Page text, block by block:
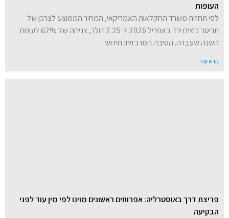
העופות
לפי תחזית משרד החקלאות האמריקאי, המחיר הממוצע לצרכן של
תריסר ביצים ירד באפריל 2026 ל-2.25 דולר, צניחה של 62% לעומת
השנה שעברה. הסיבה המרכזית: חידוש
קרא עוד
פריצת דרך באוסטרליה: אפרוחים ראשונים מוינו לפי מין עוד לפני
הבקיעה